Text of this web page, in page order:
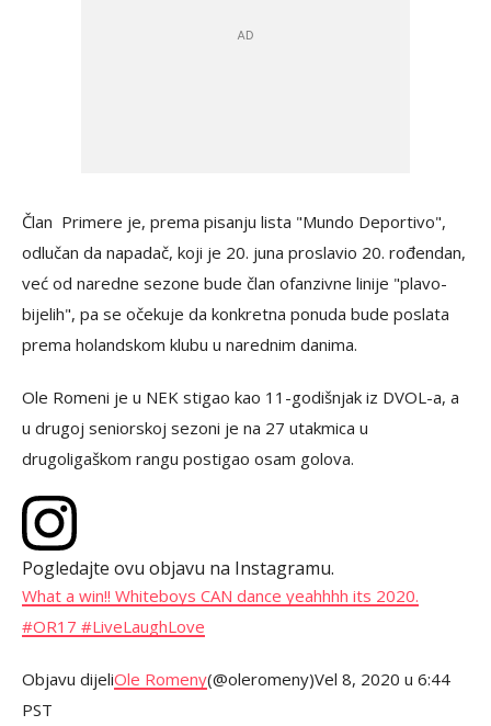
Član Primere je, prema pisanju lista "Mundo Deportivo",
odlučan da napadač, koji je 20. juna proslavio 20. rođendan,
već od naredne sezone bude član ofanzivne linije "plavo-
bijelih", pa se očekuje da konkretna ponuda bude poslata
prema holandskom klubu u narednim danima.
Ole Romeni je u NEK stigao kao 11-godišnjak iz DVOL-a, a
u drugoj seniorskoj sezoni je na 27 utakmica u
drugoligaškom rangu postigao osam golova.
Pogledajte ovu objavu na Instagramu.
What a win!! Whiteboys CAN dance yeahhhh its 2020.
#OR17 #LiveLaughLove
Objavu dijeliOle Romeny️️(@oleromeny)Vel 8, 2020 u 6:44
PST